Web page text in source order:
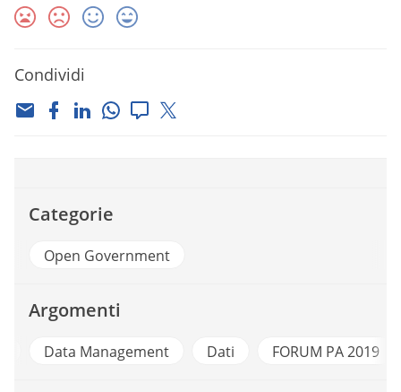
Condividi
Categorie
Open Government
Argomenti
Data Management Dati FORUM PA 2019